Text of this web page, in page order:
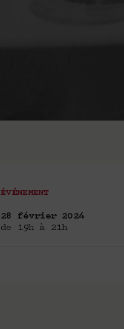
ÉVÉNEMENT
28 février 2024
de 19h à 21h